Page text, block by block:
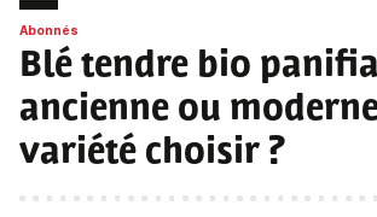
Abonnés
Blé tendre bio
ancienne ou
variété choisir ?